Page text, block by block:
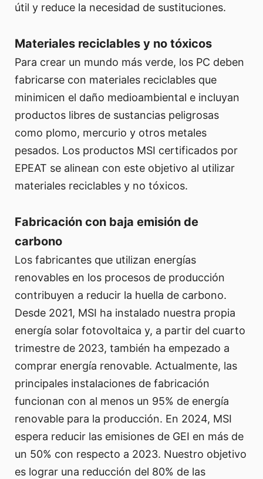
útil y reduce la necesidad de sustituciones.
Materiales reciclables y no tóxicos
Para crear un mundo más verde, los PC deben
fabricarse con materiales reciclables que
minimicen el daño medioambiental e incluyan
productos libres de sustancias peligrosas
como plomo, mercurio y otros metales
pesados. Los productos MSI certificados por
EPEAT se alinean con este objetivo al utilizar
materiales reciclables y no tóxicos.
Fabricación con baja emisión de
carbono
Los fabricantes que utilizan energías
renovables en los procesos de producción
contribuyen a reducir la huella de carbono.
Desde 2021, MSI ha instalado nuestra propia
energía solar fotovoltaica y, a partir del cuarto
trimestre de 2023, también ha empezado a
comprar energía renovable. Actualmente, las
principales instalaciones de fabricación
funcionan con al menos un 95% de energía
renovable para la producción. En 2024, MSI
espera reducir las emisiones de GEI en más de
un 50% con respecto a 2023. Nuestro objetivo
es lograr una reducción del 80% de las